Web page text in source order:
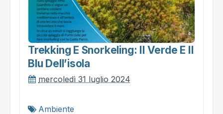
Trekking E Snorkeling: Il Verde E Il
Blu Dell’isola
mercoledì 31 luglio 2024
Ambiente